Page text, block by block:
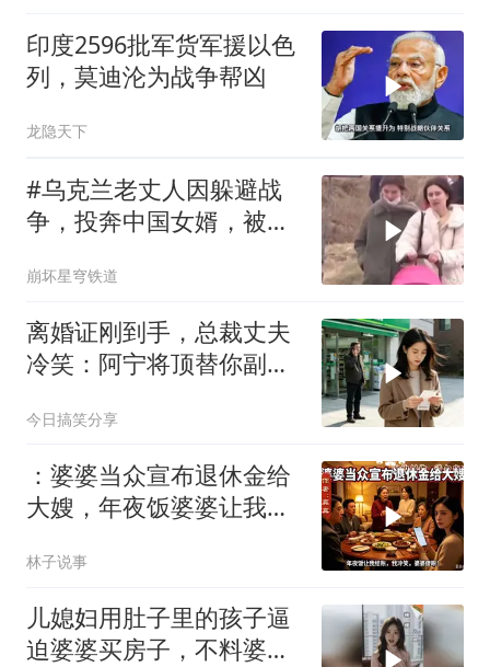
印度2596批军货军援以色
列，莫迪沦为战争帮凶
龙隐天下
#乌克兰老丈人因躲避战
争，投奔中国女婿，被眼
崩坏星穹铁道
离婚证刚到手，总裁丈夫
冷笑：阿宁将顶替你副总
今日搞笑分享
：婆婆当众宣布退休金给
大嫂，年夜饭婆婆让我结
林子说事
儿媳妇用肚子里的孩子逼
迫婆婆买房子，不料婆婆